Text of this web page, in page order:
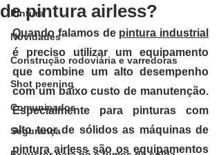
Pintura
Novidades
Construção rodoviária e varredoras
Shot peening
Comunicados
Segurança
de pintura airless?
Quando falamos de pintura industrial
é preciso utilizar um equipamento
que combine um alto desempenho
com um baixo custo de manutenção.
Especialmente para pinturas com
alto teor de sólidos as máquinas de
pintura airless são os equipamentos